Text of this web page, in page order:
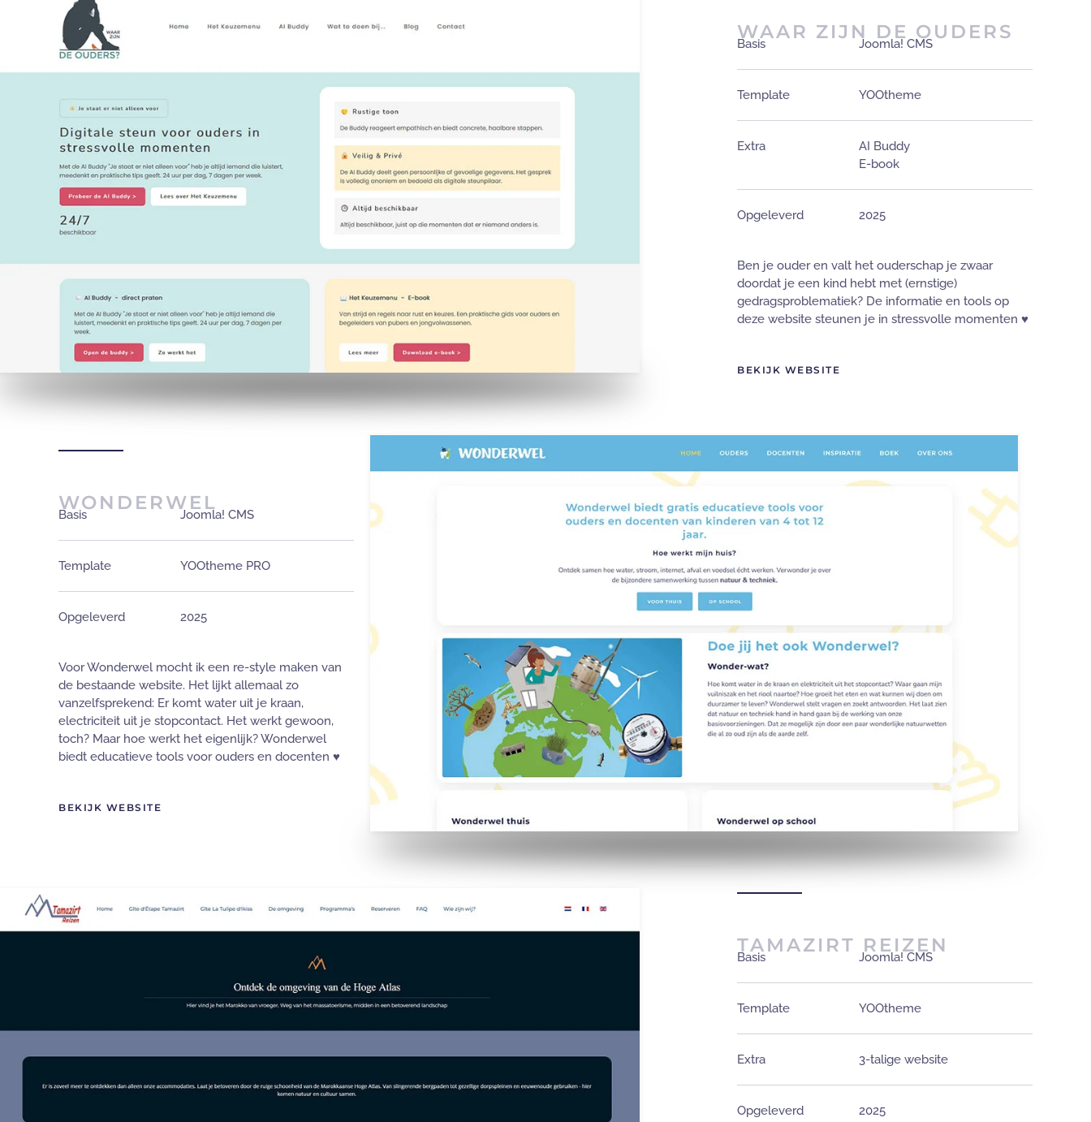
WAAR ZIJN DE OUDERS
Basis Joomla! CMS
Template YOOtheme
Extra
AI Buddy
E-book
Opgeleverd 2025
Ben je ouder en valt het ouderschap je zwaar
doordat je een kind hebt met (ernstige)
gedragsproblematiek? De informatie en tools op
deze website steunen je in stressvolle momenten ♥
BEKIJK WEBSITE
WONDERWEL
Basis Joomla! CMS
Template YOOtheme PRO
Opgeleverd 2025
Voor Wonderwel mocht ik een re-style maken van
de bestaande website. Het lijkt allemaal zo
vanzelfsprekend: Er komt water uit je kraan,
electriciteit uit je stopcontact. Het werkt gewoon,
toch? Maar hoe werkt het eigenlijk? Wonderwel
biedt educatieve tools voor ouders en docenten ♥
BEKIJK WEBSITE
TAMAZIRT REIZEN
Basis Joomla! CMS
Template YOOtheme
Extra 3-talige website
Opgeleverd 2025